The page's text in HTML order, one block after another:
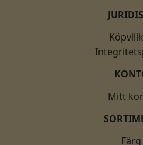
Mitt
Färg